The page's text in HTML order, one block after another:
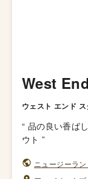
West
ウェスト エンド ス
“ 品の良い香ば
ウト ”
ニュージーラン